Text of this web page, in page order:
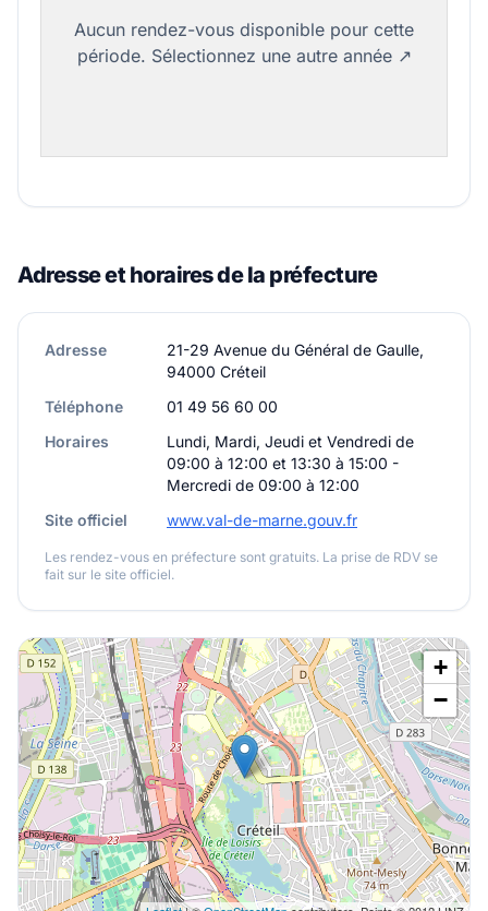
Adresse et horaires de la préfecture
Adresse
21-29 Avenue du Général de Gaulle,
94000 Créteil
Téléphone
01 49 56 60 00
Horaires
Lundi, Mardi, Jeudi et Vendredi de
09:00 à 12:00 et 13:30 à 15:00 -
Mercredi de 09:00 à 12:00
Site officiel
www.val-de-marne.gouv.fr
Les rendez-vous en préfecture sont gratuits. La prise de RDV se
fait sur le site officiel.
+
−